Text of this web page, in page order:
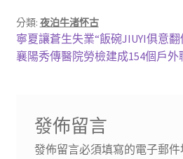
分類: 夜泊牛渚怀古
文
章
覽
上
一
寧夏讓蒼生失業“飯碗JIUYI俱意
下
襄陽秀傳醫院勞檢建成154個戶
發佈留言
發佈留言必須填寫的電子郵件